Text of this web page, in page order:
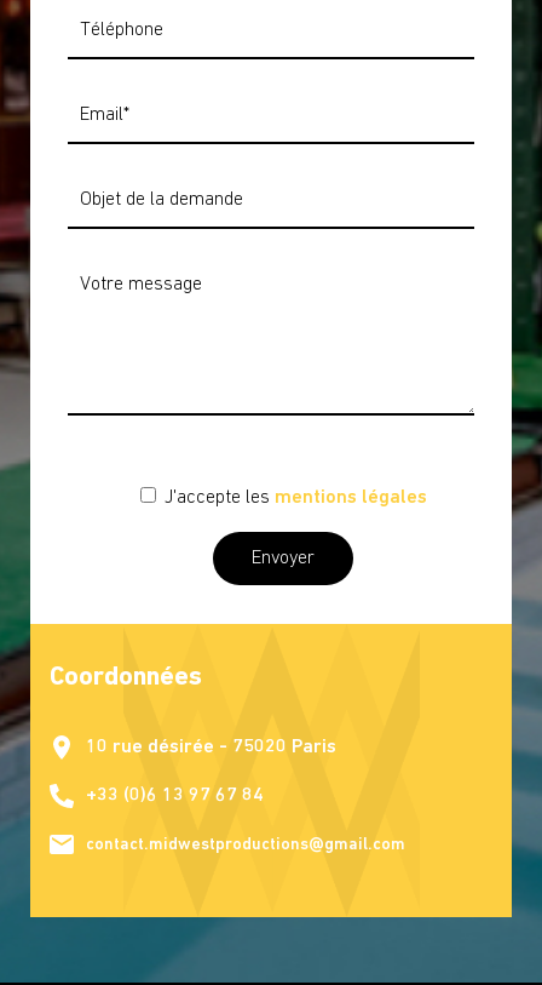
J'accepte les mentions légales
Coordonnées
10 rue désirée - 75020 Paris
+33 (0)6 13 97 67 84
contact.midwestproductions@gmail.com